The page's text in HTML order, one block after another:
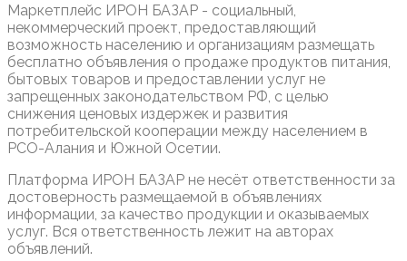
Маркетплейс ИРОН БАЗАР - социальный,
некоммерческий проект, предоставляющий
возможность населению и организациям размещать
бесплатно объявления о продаже продуктов питания,
бытовых товаров и предоставлении услуг не
запрещенных законодательством РФ, с целью
снижения ценовых издержек и развития
потребительской кооперации между населением в
РСО-Алания и Южной Осетии.
Платформа ИРОН БАЗАР не несёт ответственности за
достоверность размещаемой в объявлениях
информации, за качество продукции и оказываемых
услуг. Вся ответственность лежит на авторах
объявлений.